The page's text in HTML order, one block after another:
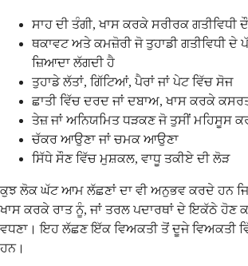
ਸਾਹ ਦੀ ਤੰਗੀ, ਖਾਸ ਕਰਕੇ ਸਰੀਰਕ ਗਤੀਵਿਧੀ
ਥਕਾਵਟ ਅਤੇ ਕਮਜ਼ੋਰੀ ਜੋ ਤੁਹਾਡੀ ਗਤੀਵਿਧੀ ਦੇ
ਜ਼ਿਆਦਾ ਲੱਗਦੀ ਹੈ
ਤੁਹਾਡੇ ਲੱਤਾਂ, ਗਿੱਟਿਆਂ, ਪੈਰਾਂ ਜਾਂ ਪੇਟ ਵਿੱਚ ਸੋਜ
ਛਾਤੀ ਵਿੱਚ ਦਰਦ ਜਾਂ ਦਬਾਅ, ਖਾਸ ਕਰਕੇ
ਤੇਜ਼ ਜਾਂ ਅਨਿਯਮਿਤ ਧੜਕਣ ਜੋ ਤੁਸੀਂ ਮਹਿਸੂਸ
ਚੱਕਰ ਆਉਣਾ ਜਾਂ ਚਮਕ ਆਉਣਾ
ਸਿੱਧੇ ਸੌਣ ਵਿੱਚ ਮੁਸ਼ਕਲ, ਵਾਧੂ ਤਕੀਏ ਦੀ ਲੋੜ
ਕੁਝ ਲੋਕ ਘੱਟ ਆਮ ਲੱਛਣਾਂ ਦਾ ਵੀ ਅਨੁਭਵ ਕਰਦੇ ਹਨ
ਖਾਸ ਕਰਕੇ ਰਾਤ ਨੂੰ, ਜਾਂ ਤਰਲ ਪਦਾਰਥਾਂ ਦੇ ਇਕੱਠੇ ਹੋਣ
ਵਧਣਾ। ਇਹ ਲੱਛਣ ਇੱਕ ਵਿਅਕਤੀ ਤੋਂ ਦੂਜੇ ਵਿਅਕਤੀ
ਹਨ।